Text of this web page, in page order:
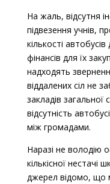
На жаль, відсутня
підвезення учнів,
кількості
фінансів для їх
надходять
віддалених сіл не
закладів загальної
відсутність
між громадами.
Наразі не володію
кількісної нестачі
джерел відомо, що